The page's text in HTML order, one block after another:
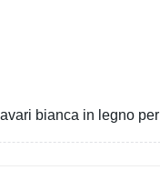
bianca in legno